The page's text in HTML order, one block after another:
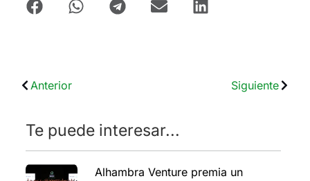
Anterior Siguiente
Te puede interesar...
Alhambra Venture premia un